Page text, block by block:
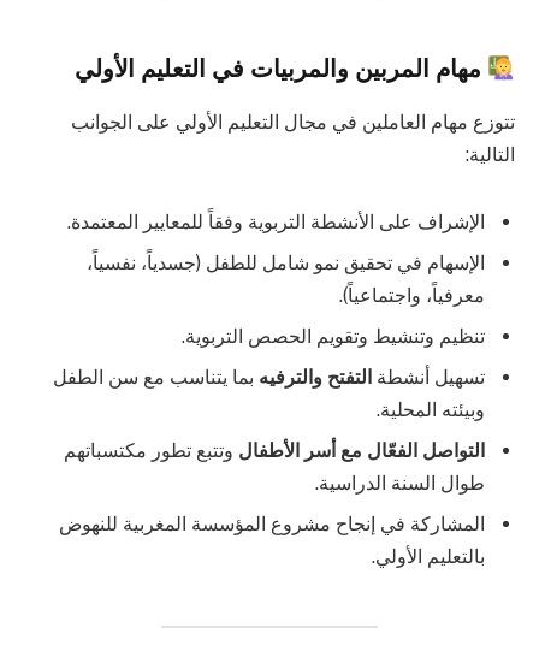
مهام المربين والمربيات في التعليم الأولي
تتوزع مهام العاملين في مجال التعليم الأولي على الجوانب
التالية:
الإشراف على الأنشطة التربوية وفقاً للمعايير المعتمدة.
الإسهام في تحقيق نمو شامل للطفل (جسدياً، نفسياً،
معرفياً، واجتماعياً).
تنظيم وتنشيط وتقويم الحصص التربوية.
تسهيل أنشطة التفتح والترفيه بما يتناسب مع سن الطفل
وبيئته المحلية.
التواصل الفعّال مع أسر الأطفال وتتبع تطور مكتسباتهم
طوال السنة الدراسية.
المشاركة في إنجاح مشروع المؤسسة المغربية للنهوض
بالتعليم الأولي.